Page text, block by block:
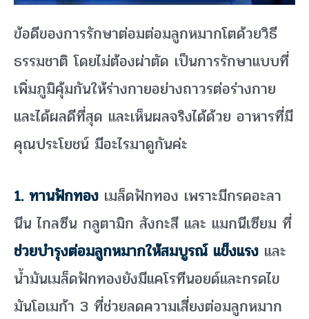
ข้อดีของการรักษาต่อมต่อมลูกหมากโตด้วยวิธี
ธรรมชาติ โดยไม่ต้องผ่าตัด เป็นการรักษาแบบที่
เพิ่มภูมิคุ้มกันให้ร่างกายอย่างถาวรต่อร่างกาย
และได้ผลดีที่สุด และเห็นผลจริงได้ด้วย อาหารที่มี
คุณประโยชน์ มีอะไรมาดูกันค่ะ
1. ทานฟักทอง เมล็ดฟักทอง เพราะมีกรดอะลา
นีน ไกลซีน กลูตามิก สังกะสี และ แมกนีเซียม ที่
ช่วยบำรุงต่อมลูกหมากให้สมบูรณ์ แข็งแรง และ
น้ำมันเมล็ดฟักทองยังมีแคโรทีนอยด์และกรดไข
มันโอเมก้า 3 ที่ช่วยลดความเสี่ยงต่อมลูกหมาก